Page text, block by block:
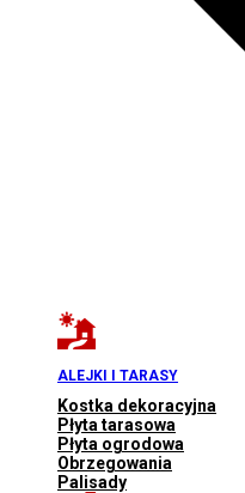
ALEJKI I TARASY
Kostka dekoracyjna
Płyta tarasowa
Płyta ogrodowa
Obrzegowania
Palisady